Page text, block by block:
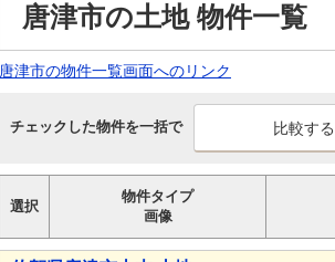
唐津市の土地 物件一覧
唐津市の物件一覧画面へのリンク
チェックした物件を一括で
選択
物件タイプ
画像